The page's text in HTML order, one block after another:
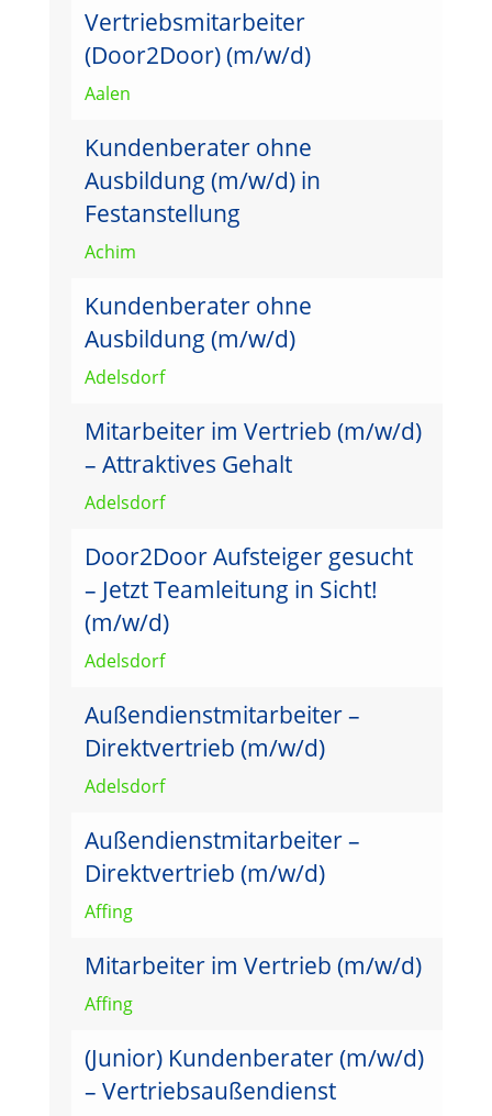
Vertriebsmitarbeiter
(Door2Door) (m/w/d)
Aalen
Kundenberater ohne
Ausbildung (m/w/d) in
Festanstellung
Achim
Kundenberater ohne
Ausbildung (m/w/d)
Adelsdorf
Mitarbeiter im Vertrieb (m/w/d)
– Attraktives Gehalt
Adelsdorf
Door2Door Aufsteiger gesucht
– Jetzt Teamleitung in Sicht!
(m/w/d)
Adelsdorf
Außendienstmitarbeiter –
Direktvertrieb (m/w/d)
Adelsdorf
Außendienstmitarbeiter –
Direktvertrieb (m/w/d)
Affing
Mitarbeiter im Vertrieb (m/w/d)
Affing
(Junior) Kundenberater (m/w/d)
– Vertriebsaußendienst